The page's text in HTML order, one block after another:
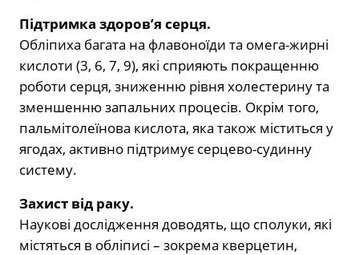
Підтримка здоров’я серця.
Обліпиха багата на флавоноїди та омега-жирні
кислоти (3, 6, 7, 9), які сприяють покращенню
роботи серця, зниженню рівня холестерину та
зменшенню запальних процесів. Окрім того,
пальмітолеїнова кислота, яка також міститься у
ягодах, активно підтримує серцево-судинну
систему.
Захист від раку.
Наукові дослідження доводять, що сполуки, які
містяться в обліписі – зокрема кверцетин,